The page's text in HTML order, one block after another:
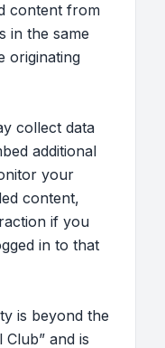
content from
in the same
originating
collect data
additional
your
content,
if you
in to that
is beyond the
and is